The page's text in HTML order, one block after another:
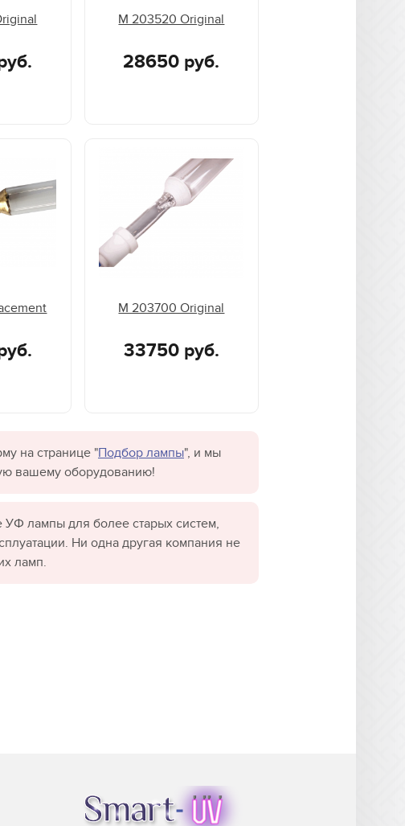
M 203520 Original
28650 руб.
M 203700 Original
33750 руб.
на странице "Подбор лампы", и мы
вашему оборудованию!
УФ лампы для более старых систем,
Ни одна другая компания не
ламп.